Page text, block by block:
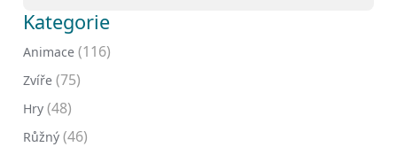
Kategorie
Animace (116)
Zvíře (75)
Hry (48)
Růžný (46)